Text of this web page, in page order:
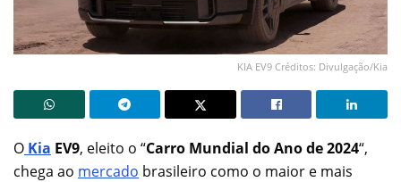
KIA EV9 Créditos: Divulgação/Kia
O Kia EV9, eleito o “Carro Mundial do Ano de 2024“,
chega ao mercado brasileiro como o maior e mais